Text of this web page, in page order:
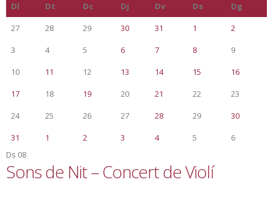
Dl
Dt Dc Dj Dv Ds
Dg
27
28 29 30 31 1
2
3
4 5 6 7 8
9
10
11 12 13 14 15
16
17
18 19 20 21 22
23
24
25 26 27 28 29
30
31
1 2 3 4 5
6
Ds 08
Sons de Nit – Concert de Violí